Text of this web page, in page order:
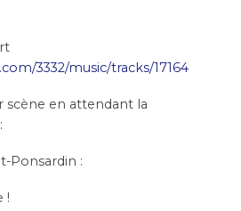
3332/music/tracks/17164
scène en attendant la
Ponsardin :
!